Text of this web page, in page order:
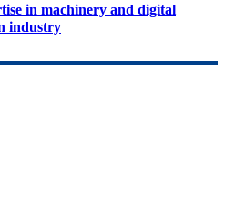
in machinery and digital
industry